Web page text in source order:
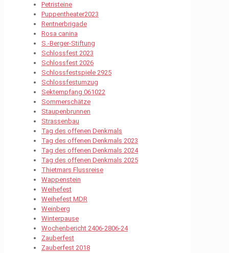
Petristeine
Puppentheater2023
Rentnerbrigade
Rosa canina
S.-Berger-Stiftung
Schlossfest 2023
Schlossfest 2026
Schlossfestspiele 2925
Schlossfestumzug
Sektempfang 061022
Sommerschätze
Staupenbrunnen
Strassenbau
Tag des offenen Denkmals
Tag des offenen Denkmals 2023
Tag des offenen Denkmals 2024
Tag des offenen Denkmals 2025
Thietmars Flussreise
Wappenstein
Weihefest
Weihefest MDR
Weinberg
Winterpause
Wochenbericht 2406-2806-24
Zauberfest
Zauberfest 2018